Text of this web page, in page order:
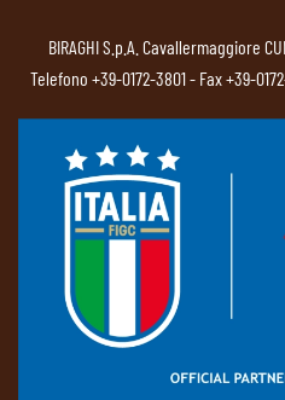
BIRAGHI S.p.A. Cavallermaggiore
Telefono +39-0172-3801- Fax +39-